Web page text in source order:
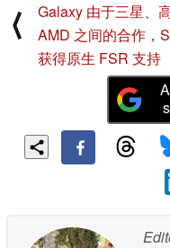
⟨
Galaxy 由于三星、
AMD 之间的合作，
获得原生 FSR 支持